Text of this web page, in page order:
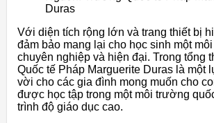
Duras
Với diện tích rộng lớn và trang thiết bị
đảm bảo mang lại cho học sinh một
chuyên nghiệp và hiện đại. Trong tổng
Quốc tế Pháp Marguerite Duras là một
vời cho các gia đình mong muốn cho
được học tập trong một môi trường
trình độ giáo dục cao.